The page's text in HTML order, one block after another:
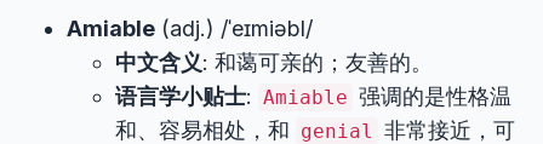
Amiable (adj.) /ˈeɪmiəbl/
中文含义: 和蔼可亲的；友善的。
语言学小贴士: Amiable 强调的是性格温
和、容易相处，和 genial 非常接近，可